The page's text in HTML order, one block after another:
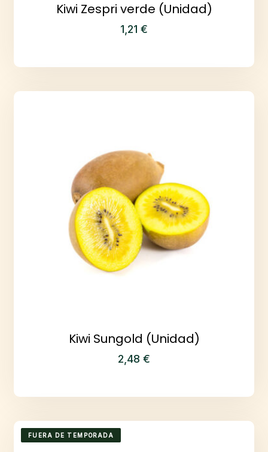
Kiwi Zespri verde (Unidad)
1,21 €
Kiwi Sungold (Unidad)
2,48 €
FUERA DE TEMPORADA